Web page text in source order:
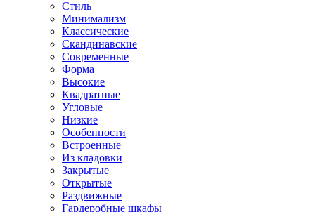
Стиль
Минимализм
Классические
Скандинавские
Современные
Форма
Высокие
Квадратные
Угловые
Низкие
Особенности
Встроенные
Из кладовки
Закрытые
Открытые
Раздвижные
Гардеробные шкафы